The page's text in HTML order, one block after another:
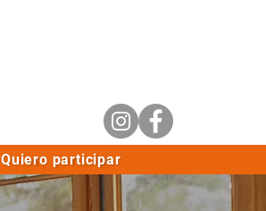
Quiero participar